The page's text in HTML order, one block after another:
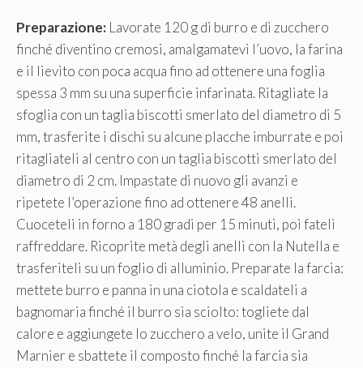
Preparazione: Lavorate 120 g di burro e di zucchero
finché diventino cremosi, amalgamatevi l’uovo, la farina
e il lievito con poca acqua fino ad ottenere una foglia
spessa 3 mm su una superficie infarinata. Ritagliate la
sfoglia con un taglia biscotti smerlato del diametro di 5
mm, trasferite i dischi su alcune placche imburrate e poi
ritagliateli al centro con un taglia biscotti smerlato del
diametro di 2 cm. Impastate di nuovo gli avanzi e
ripetete l’operazione fino ad ottenere 48 anelli.
Cuoceteli in forno a 180 gradi per 15 minuti, poi fateli
raffreddare. Ricoprite metà degli anelli con la Nutella e
trasferiteli su un foglio di alluminio. Preparate la farcia:
mettete burro e panna in una ciotola e scaldateli a
bagnomaria finché il burro sia sciolto: togliete dal
calore e aggiungete lo zucchero a velo, unite il Grand
Marnier e sbattete il composto finché la farcia sia